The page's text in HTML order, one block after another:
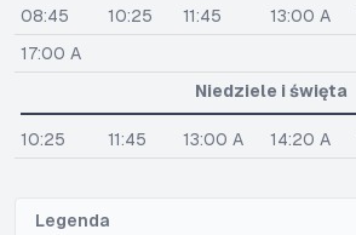
08:45 10:25 11:45 13:00 A
17:00 A
Niedziele i święta
10:25 11:45 13:00 A 14:20 A
Legenda